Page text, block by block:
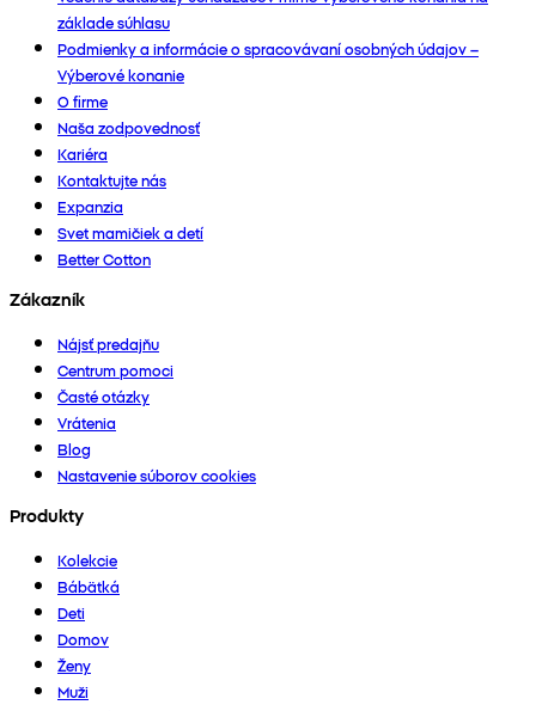
základe súhlasu
Podmienky a informácie o spracovávaní osobných údajov –
Výberové konanie
O firme
Naša zodpovednosť
Kariéra
Kontaktujte nás
Expanzia
Svet mamičiek a detí
Better Cotton
Zákazník
Nájsť predajňu
Centrum pomoci
Časté otázky
Vrátenia
Blog
Nastavenie súborov cookies
Produkty
Kolekcie
Bábätká
Deti
Domov
Ženy
Muži